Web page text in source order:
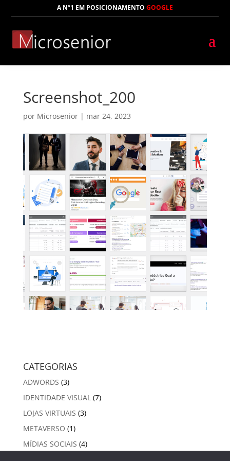
A Nº1 EM POSICIONAMENTO GOOGLE
Screenshot_200
por Microsenior| mar 24, 2023
CATEGORIAS
ADWORDS (3)
IDENTIDADE VISUAL(7)
LOJAS VIRTUAIS (3)
METAVERSO (1)
MÍDIAS SOCIAIS (4)